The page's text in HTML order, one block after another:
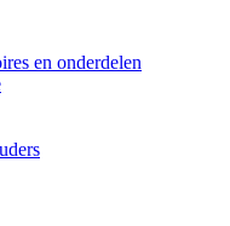
en onderdelen